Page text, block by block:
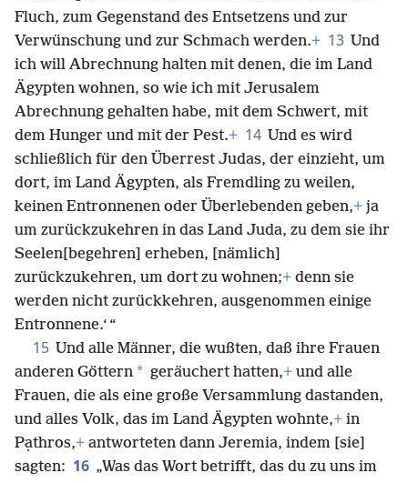
Fluch, zum Gegenstand des Entsetzens und zur
Verwünschung und zur Schmach werden.+ 13 Und
ich will Abrechnung halten mit denen, die im Land
Ägypten wohnen, so wie ich mit Jerusalem
Abrechnung gehalten habe, mit dem Schwert, mit
dem Hunger und mit der Pest.+ 14 Und es wird
schließlich für den Überrest Judas, der einzieht, um
dort, im Land Ägypten, als Fremdling zu weilen,
keinen Entronnenen oder Überlebenden geben,+ ja
um zurückzukehren in das Land Juda, zu dem sie ihr
Seelen[begehren] erheben, [nämlich]
zurückzukehren, um dort zu wohnen;+ denn sie
werden nicht zurückkehren, ausgenommen einige
Entronnene.‘ “
15 Und alle Männer, die wußten, daß ihre Frauen
anderen Göttern * geräuchert hatten,+ und alle
Frauen, die als eine große Versammlung dastanden,
und alles Volk, das im Land Ägypten wohnte,+ in
Pạthros,+ antworteten dann Jeremia, indem [sie]
sagten: 16 „Was das Wort betrifft, das du zu uns im